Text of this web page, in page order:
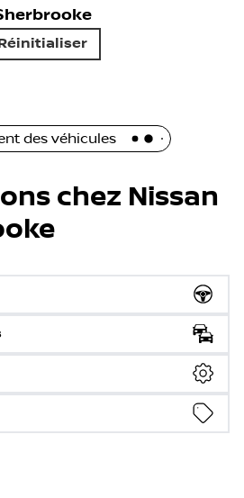
des véhicules
chez Nissan